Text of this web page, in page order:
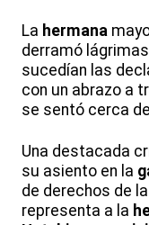
La hermana
derramó lágrimas
sucedían las
con un abrazo a
se sentó cerca
Una destacada
su asiento en la
de derechos de
representa a la